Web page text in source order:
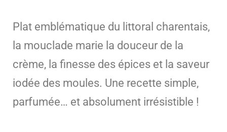
Plat emblématique du littoral charentais,
la mouclade marie la douceur de la
crème, la finesse des épices et la saveur
iodée des moules. Une recette simple,
parfumée… et absolument irrésistible !